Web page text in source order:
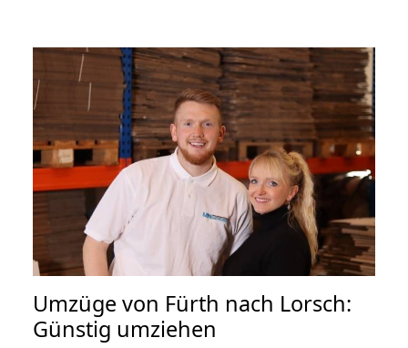
Umzüge von Fürth nach Lorsch:
Günstig umziehen